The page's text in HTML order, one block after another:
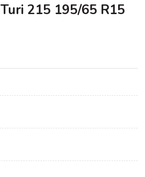
215 195/65 R15